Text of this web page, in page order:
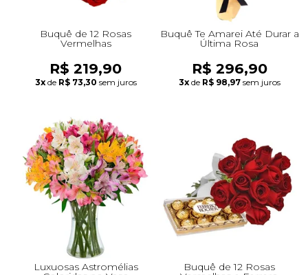
Buquê de 12 Rosas
Vermelhas
R$ 219,90
3x de R$ 73,30 sem juros
Buquê Te Amarei Até Durar a
Última Rosa
R$ 296,90
3x de R$ 98,97 sem juros
Luxuosas Astromélias Buquê de 12 Rosas